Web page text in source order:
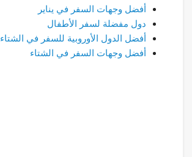
أفضل وجهات السفر في يناير
دول مفضلة لسفر الأطفال
أفضل الدول الأوروبية للسفر في الشتاء
أفضل وجهات السفر في الشتاء